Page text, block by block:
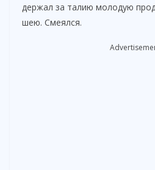
держал за талию молодую
шею. Смеялся.